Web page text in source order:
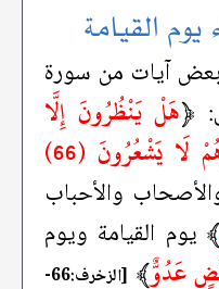
القيامة
آيات من سورة
﴿هَلْ يَنْظُرُونَ إِلَّا
السَّاعَةَ أَنْ تَأْتِيَهُمْ بَغْتَةً وَهُمْ لَا يَشْعُرُونَ (66)
والأحباب
﴾يوم القيامة ويوم
عَدُوٌّ﴾
[الزخرف:66-